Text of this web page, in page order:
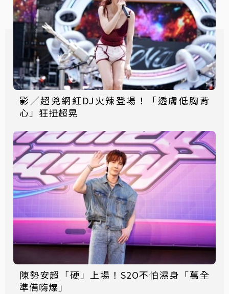
影／超兇網紅DJ火辣登場！「透膚低胸背
心」狂扭超晃
陳勢安超「硬」上場！S2O不怕濕身「萬全
準備嗨爆」